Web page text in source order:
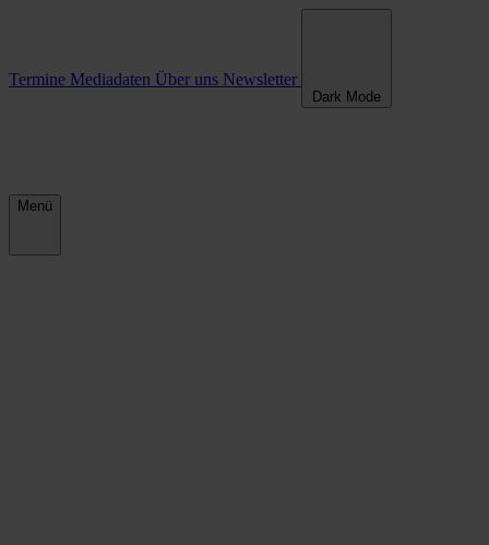
Termine Mediadaten Über uns Newsletter
Dark Mode
Menü